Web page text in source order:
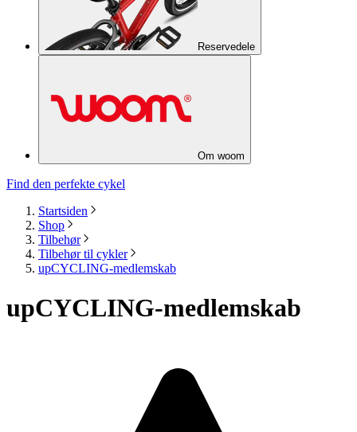
Reservedele
Om woom
Find den perfekte cykel
Startsiden
Shop
Tilbehør
Tilbehør til cykler
upCYCLING-medlemskab
upCYCLING-medlemskab